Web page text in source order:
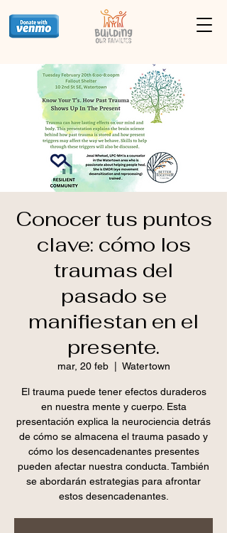
Conocer tus puntos
clave: cómo los
traumas del
pasado se
manifiestan en el
presente.
mar, 20 feb
  |
Watertown
El trauma puede tener efectos duraderos
en nuestra mente y cuerpo. Esta
presentación explica la neurociencia detrás
de cómo se almacena el trauma pasado y
cómo los desencadenantes presentes
pueden afectar nuestra conducta. También
se abordarán estrategias para afrontar
estos desencadenantes.